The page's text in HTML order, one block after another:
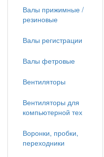
Валы прижимные /
резиновые
Валы регистрации
Валы фетровые
Вентиляторы
Вентиляторы для
компьютерной тех
Воронки, пробки,
переходники